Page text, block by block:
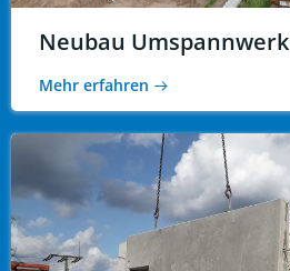
Neubau Umspannwerk
Mehr erfahren